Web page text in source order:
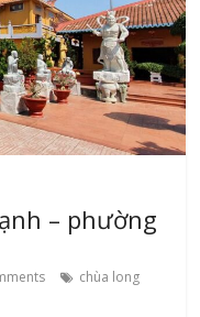
– phường
chùa long